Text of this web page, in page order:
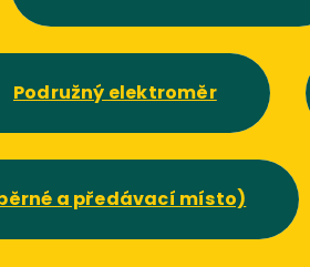
Podružný elektroměr
a předávací místo)